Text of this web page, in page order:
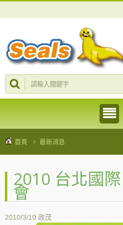
首頁 最新消息
2010 台北國
會
2010/3/10 政茂